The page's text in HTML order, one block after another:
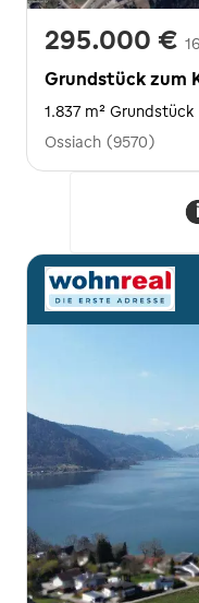
295.000 €
Grundstück zum
1.837 m² Grundstück
Ossiach (9570)